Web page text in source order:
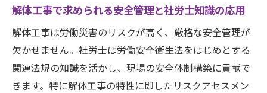
解体工事で求められる安全管理と社労士知識の応用
解体工事は労働災害のリスクが高く、厳格な安全管理が
欠かせません。社労士は労働安全衛生法をはじめとする
関連法規の知識を活かし、現場の安全体制構築に貢献で
きます。特に解体工事の特性に即したリスクアセスメン